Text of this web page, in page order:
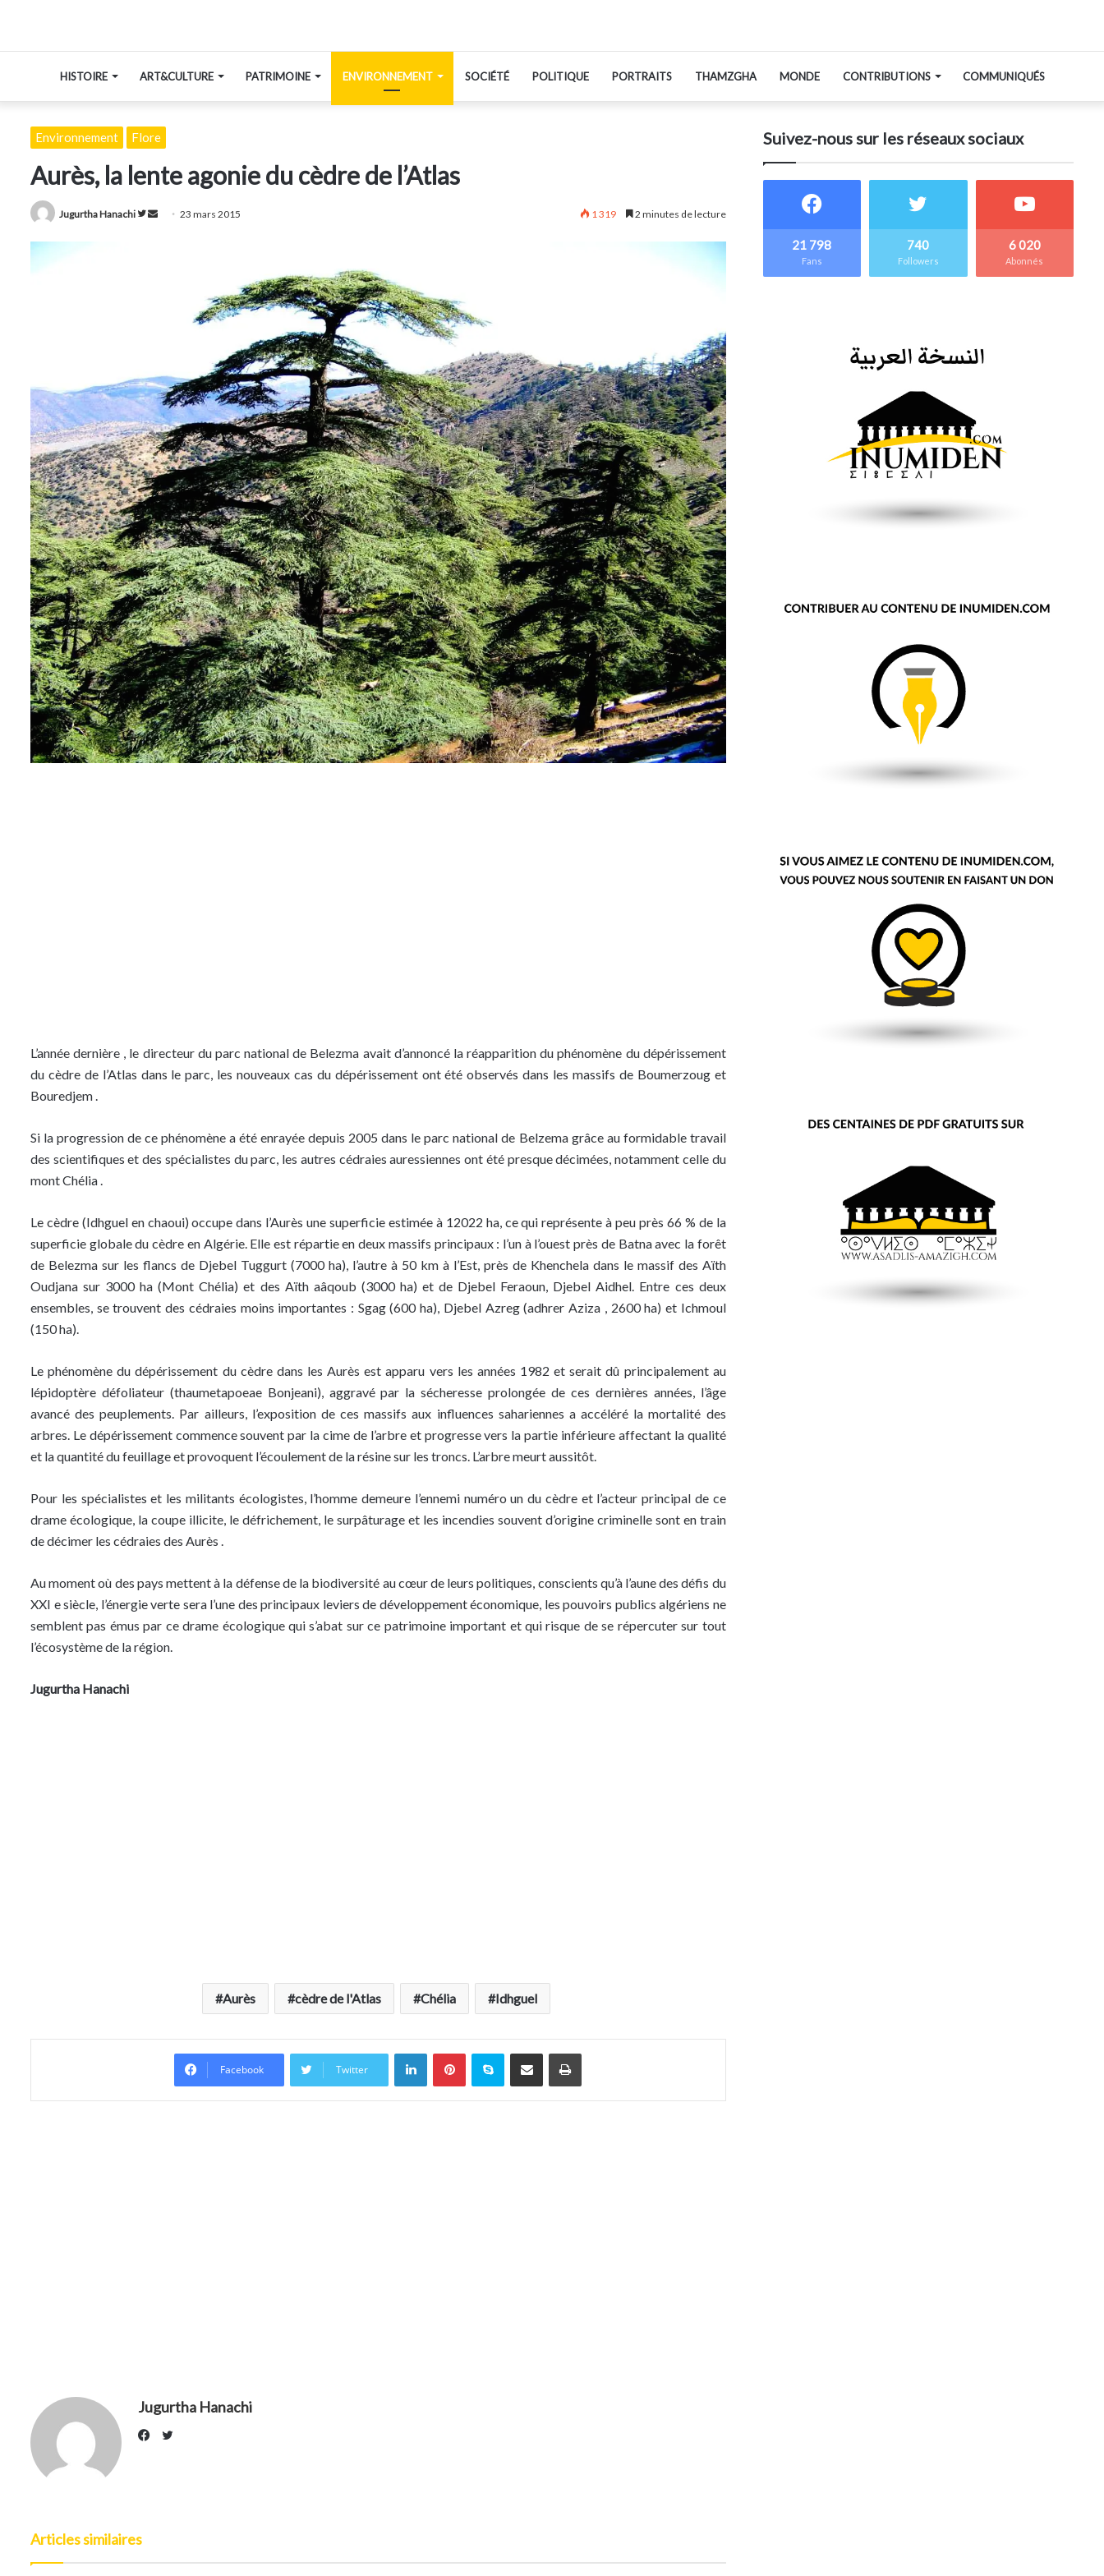
HISTOIRE ART&CULTURE PATRIMOINE ENVIRONNEMENT SOCIÉTÉ POLITIQUE PORTRAITS THAMZGHA MONDE CONTRIBUTIONS COMMUNIQUÉS
Environnement Flore
Aurès, la lente agonie du cèdre de l’Atlas
Jugurtha Hanachi
Suivre
Envoyer23 mars 2015 1 319 2 minutes de lecture
L’année dernière , le directeur du parc national de Belezma avait d’annoncé la réapparition du phénomène du dépérissement
du cèdre de l’Atlas dans le parc, les nouveaux cas du dépérissement ont été observés dans les massifs de Boumerzoug et
Bouredjem .
Si la progression de ce phénomène a été enrayée depuis 2005 dans le parc national de Belzema grâce au formidable travail
des scientifiques et des spécialistes du parc, les autres cédraies auressiennes ont été presque décimées, notamment celle du
mont Chélia .
Le cèdre (Idhguel en chaoui) occupe dans l’Aurès une superficie estimée à 12022 ha, ce qui représente à peu près 66 % de la
superficie globale du cèdre en Algérie. Elle est répartie en deux massifs principaux : l’un à l’ouest près de Batna avec la forêt
de Belezma sur les flancs de Djebel Tuggurt (7000 ha), l’autre à 50 km à l’Est, près de Khenchela dans le massif des Aïth
Oudjana sur 3000 ha (Mont Chélia) et des Aïth aâqoub (3000 ha) et de Djebel Feraoun, Djebel Aidhel. Entre ces deux
ensembles, se trouvent des cédraies moins importantes : Sgag (600 ha), Djebel Azreg (adhrer Aziza , 2600 ha) et Ichmoul
(150 ha).
Le phénomène du dépérissement du cèdre dans les Aurès est apparu vers les années 1982 et serait dû principalement au
lépidoptère défoliateur (thaumetapoeae Bonjeani), aggravé par la sécheresse prolongée de ces dernières années, l’âge
avancé des peuplements. Par ailleurs, l’exposition de ces massifs aux influences sahariennes a accéléré la mortalité des
arbres. Le dépérissement commence souvent par la cime de l’arbre et progresse vers la partie inférieure affectant la qualité
et la quantité du feuillage et provoquent l’écoulement de la résine sur les troncs. L’arbre meurt aussitôt.
Pour les spécialistes et les militants écologistes, l’homme demeure l’ennemi numéro un du cèdre et l’acteur principal de ce
drame écologique, la coupe illicite, le défrichement, le surpâturage et les incendies souvent d’origine criminelle sont en train
de décimer les cédraies des Aurès .
Au moment où des pays mettent à la défense de la biodiversité au cœur de leurs politiques, conscients qu’à l’aune des défis du
XXI e siècle, l’énergie verte sera l’une des principaux leviers de développement économique, les pouvoirs publics algériens ne
semblent pas émus par ce drame écologique qui s’abat sur ce patrimoine important et qui risque de se répercuter sur tout
l’écosystème de la région.
Jugurtha Hanachi
Aurès cèdre de l'Atlas Chélia Idhguel
Facebook Twitter
LinkedinPinterestSkype Partager par email Imprimer
Jugurtha Hanachi
Articles similaires
Suivez-nous sur les réseaux sociaux
21 798
Fans
740
Followers
6 020
Abonnés